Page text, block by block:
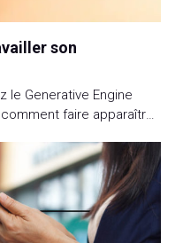
son
le Generative Engine
faire apparaître